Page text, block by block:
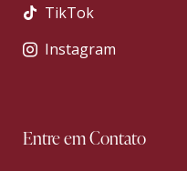
TikTok
Instagram
Entre em Contato